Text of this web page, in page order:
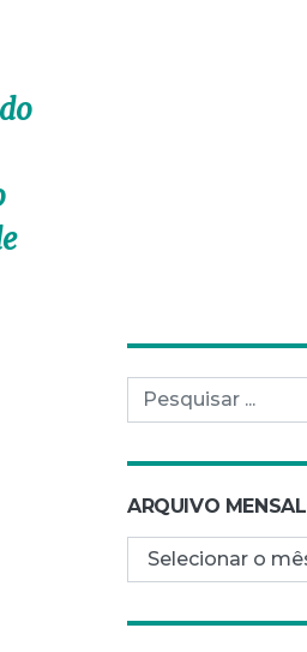
Pesquisar por:
ARQUIVO MENSAL
Arquivo mensal